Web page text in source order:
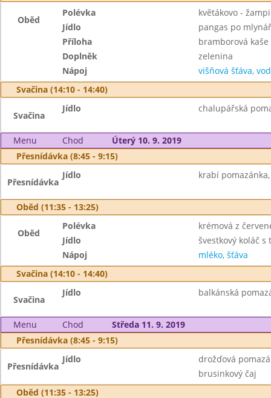
Oběd
Polévka
květákovo -
Jídlo
pangas po
Příloha
bramborová kaše
Doplněk
zelenina
Nápoj
višňová šťáva,
Svačina (14:10 - 14:40)
Svačina
Jídlo chalupářská
Menu Chod
Úterý 10. 9. 2019
Přesnídávka (8:45 - 9:15)
Přesnídávka
Jídlo krabí
Oběd (11:35 - 13:25)
Oběd
Polévka
krémová z
Jídlo
švestkový koláč s
Nápoj
mléko, šťáva
Svačina (14:10 - 14:40)
Svačina
Jídlo balkánská
Menu Chod
Středa 11. 9. 2019
Přesnídávka (8:45 - 9:15)
Přesnídávka
Jídlo
drožďová
brusinkový čaj
Oběd (11:35 - 13:25)